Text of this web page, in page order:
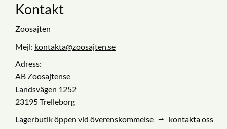
Kontakt
Zoosajten
Mejl: kontakta@zoosajten.se
Adress:
AB Zoosajtense
Landsvägen 1252
23195 Trelleborg
Lagerbutik öppen vid överenskommelse ⭢ kontakta oss